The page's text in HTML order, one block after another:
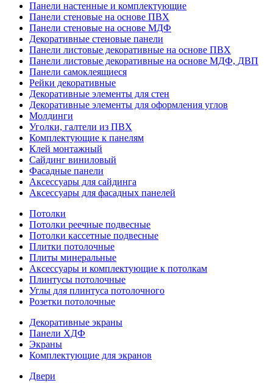
Панели настенные и комплектующие
Панели стеновые на основе ПВХ
Панели стеновые на основе МДФ
Декоративные стеновые панели
Панели листовые декоративные на основе ПВХ
Панели листовые декоративные на основе МДФ, ДВП
Панели самоклеящиеся
Рейки декоративные
Декоративные элементы для стен
Декоративные элементы для оформления углов
Молдинги
Уголки, галтели из ПВХ
Комплектующие к панелям
Клей монтажный
Сайдинг виниловый
Фасадные панели
Аксессуары для сайдинга
Аксессуары для фасадных панелей
Потолки
Потолки реечные подвесные
Потолки кассетные подвесные
Плитки потолочные
Плиты минеральные
Аксессуары и комплектующие к потолкам
Плинтусы потолочные
Углы для плинтуса потолочного
Розетки потолочные
Декоративные экраны
Панели ХДФ
Экраны
Комплектующие для экранов
Двери